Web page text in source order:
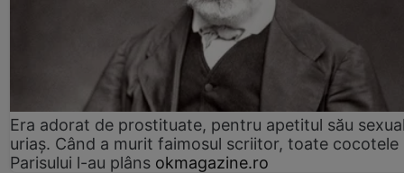
Era adorat de prostituate, pentru apetitul său
uriaș. Când a murit faimosul scriitor, toate cocotele
Parisului l-au plâns okmagazine.ro